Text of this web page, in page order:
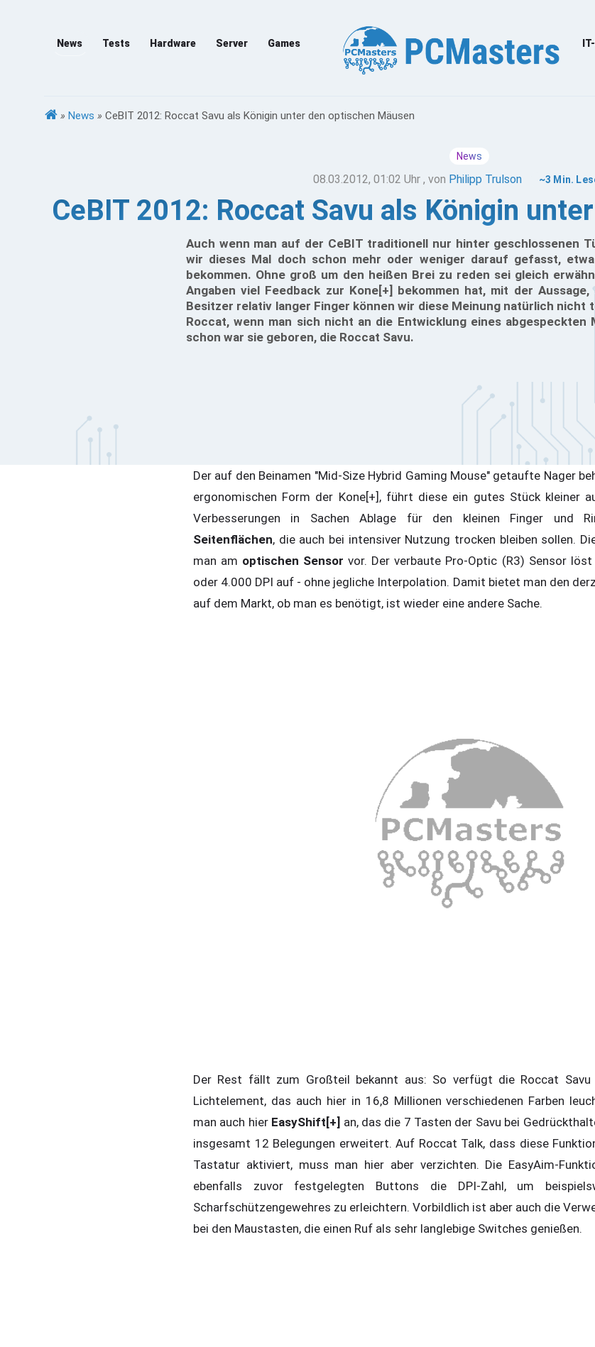
News Tests Hardware Server Games
» News » CeBIT 2012: Roccat Savu als Königin unter den optischen Mäusen
News
08.03.2012, 01:02 Uhr , von Philipp Trulson ~3 Min.
CeBIT 2012: Roccat Savu als Königin
Auch wenn man auf der CeBIT traditionell nur hinter geschlossenen
wir dieses Mal doch schon mehr oder weniger darauf gefasst,
bekommen. Ohne groß um den heißen Brei zu reden sei gleich
Angaben viel Feedback zur Kone[+] bekommen hat, mit der
Besitzer relativ langer Finger können wir diese Meinung natürlich nicht
Roccat, wenn man sich nicht an die Entwicklung eines abgespeckten
schon war sie geboren, die Roccat Savu.
Der auf den Beinamen "Mid-Size Hybrid Gaming Mouse" getaufte Nager
ergonomischen Form der Kone[+], führt diese ein gutes Stück kleiner
Verbesserungen in Sachen Ablage für den kleinen Finger und
Seitenflächen, die auch bei intensiver Nutzung trocken bleiben sollen.
man am optischen Sensor vor. Der verbaute Pro-Optic (R3) Sensor
oder 4.000 DPI auf - ohne jegliche Interpolation. Damit bietet man den
auf dem Markt, ob man es benötigt, ist wieder eine andere Sache.
Der Rest fällt zum Großteil bekannt aus: So verfügt die Roccat Savu
Lichtelement, das auch hier in 16,8 Millionen verschiedenen Farben
man auch hier EasyShift[+] an, das die 7 Tasten der Savu bei
insgesamt 12 Belegungen erweitert. Auf Roccat Talk, dass diese
Tastatur aktiviert, muss man hier aber verzichten. Die EasyAim-
ebenfalls zuvor festgelegten Buttons die DPI-Zahl, um
Scharfschützengewehres zu erleichtern. Vorbildlich ist aber auch die
bei den Maustasten, die einen Ruf als sehr langlebige Switches genießen.